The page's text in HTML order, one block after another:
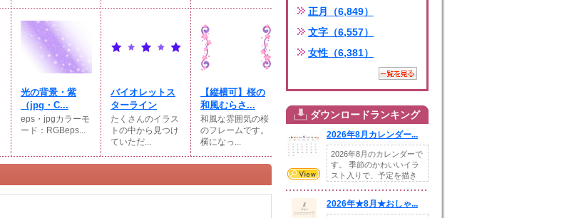
光の背景・紫
（jpg・C...
eps・jpgカラーモ
ード：RGBeps...
バイオレットス
ターライン
たくさんのイラス
トの中から見つけ
ていただ...
【縦横可】桜の
和風むらさ...
和風な雰囲気の桜
のフレームです。
横になっ...
正月（6,849）
文字（6,557）
女性（6,381）
ダウンロードランキング
2026年8月カレンダー...
2026年8月のカレンダーで
す。 季節のかわいいイラ
スト入りで、予定を描き
2026年★8月★おしゃ...